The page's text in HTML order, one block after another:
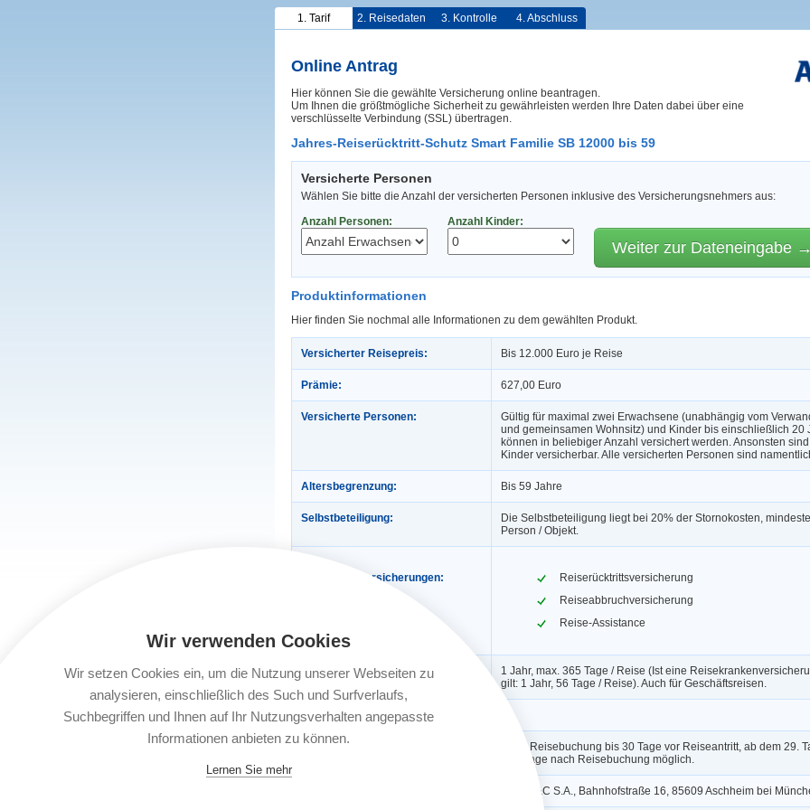
1. Tarif 2. Reisedaten 3. Kontrolle 4. Abschluss
Online Antrag
Hier können Sie die gewählte Versicherung online beantragen.
Um Ihnen die größtmögliche Sicherheit zu gewährleisten werden Ihre Daten dabei über eine
verschlüsselte Verbindung (SSL) übertragen.
Jahres-Reiserücktritt-Schutz Smart Familie SB 12000 bis 59
Versicherte Personen
Wählen Sie bitte die Anzahl der versicherten Personen inklusive des Versicherungsnehmers aus:
Anzahl Personen:
Anzahl Kinder:
Weiter zur Dateneingabe
Produktinformationen
Hier finden Sie nochmal alle Informationen zu dem gewählten Produkt.
Versicherter Reisepreis: Bis 12.000 Euro je Reise
Prämie: 627,00 Euro
Versicherte Personen:
Gültig für maximal zwei Erwachsene (unabhängig vom
und gemeinsamen Wohnsitz) und Kinder bis einschließlich 20
können in beliebiger Anzahl versichert werden. Ansonsten
Kinder versicherbar. Alle versicherten Personen sind
Altersbegrenzung: Bis 59 Jahre
Selbstbeteiligung:
Die Selbstbeteiligung liegt bei 20% der Stornokosten,
Person / Objekt.
Enthaltene Versicherungen:
Reiserücktrittsversicherung
Reiseabbruchversicherung
Reise-Assistance
Gültigkeit:
1 Jahr, max. 365 Tage / Reise (Ist eine
gilt: 1 Jahr, 56 Tage / Reise). Auch für Geschäftsreisen.
Automatische Verlängerung:
Buchungsfrist:
Nach Reisebuchung bis 30 Tage vor Reiseantritt, ab dem 29.
Werktage nach Reisebuchung möglich.
AWP P&C S.A., Bahnhofstraße 16, 85609 Aschheim bei
Wir verwenden Cookies
Wir setzen Cookies ein, um die Nutzung unserer Webseiten zu
analysieren, einschließlich des Such und Surfverlaufs,
Suchbegriffen und Ihnen auf Ihr Nutzungsverhalten angepasste
Informationen anbieten zu können.
Lernen Sie mehr